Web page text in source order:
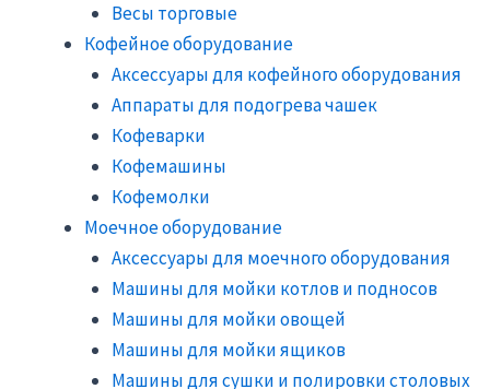
Весы торговые
Кофейное оборудование
Аксессуары для кофейного оборудования
Аппараты для подогрева чашек
Кофеварки
Кофемашины
Кофемолки
Моечное оборудование
Аксессуары для моечного оборудования
Машины для мойки котлов и подносов
Машины для мойки овощей
Машины для мойки ящиков
Машины для сушки и полировки столовых